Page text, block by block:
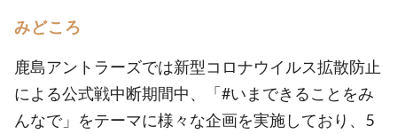
みどころ
鹿島アントラーズでは新型コロナウイルス拡散防止
による公式戦中断期間中、「#いまできることをみ
んなで」をテーマに様々な企画を実施しており、5